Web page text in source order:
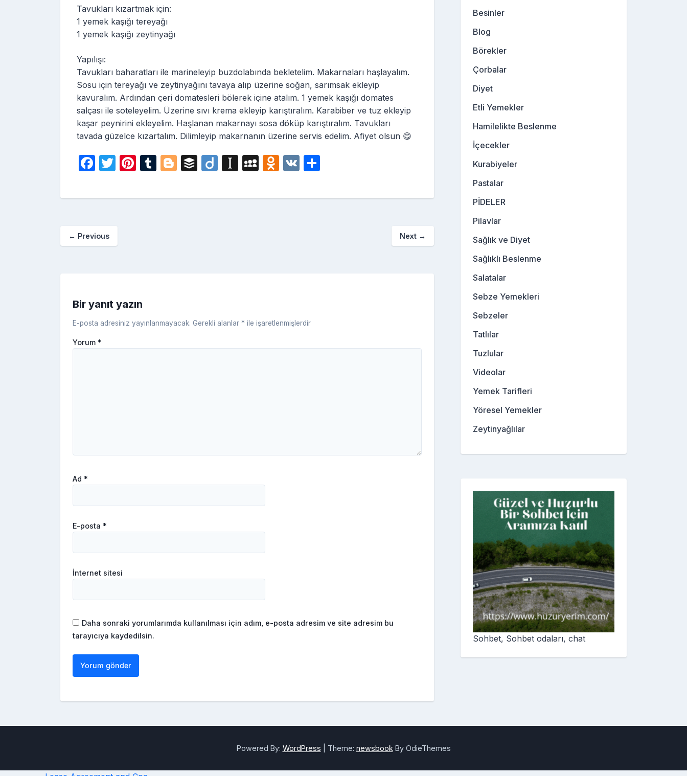
Tavukları kızartmak için:
1 yemek kaşığı tereyağı
1 yemek kaşığı zeytinyağı
Yapılışı:
Tavukları baharatları ile marineleyip buzdolabında bekletelim. Makarnaları haşlayalım.
Sosu için tereyağı ve zeytinyağını tavaya alıp üzerine soğan, sarımsak ekleyip
kavuralım. Ardından çeri domatesleri bölerek içine atalım. 1 yemek kaşığı domates
salçası ile soteleyelim. Üzerine sıvı krema ekleyip karıştıralım. Karabiber ve tuz ekleyip
kaşar peynirini ekleyelim. Haşlanan makarnayı sosa döküp karıştıralım. Tavukları
tavada güzelce kızartalım. Dilimleyip makarnanın üzerine servis edelim. Afiyet olsun 😋
F
c
b
o
T
itt
Pi
er
T
m
Bl
g
B
fe
Di
o
In
a
M
S
O
n
V
ar
← Previous Next →
Bir yanıt yazın
E-posta adresiniz yayınlanmayacak. Gerekli alanlar * ile işaretlenmişlerdir
Yorum *
Ad *
E-posta *
İnternet sitesi
Daha sonraki yorumlarımda kullanılması için adım, e-posta adresim ve site adresim bu
tarayıcıya kaydedilsin.
Besinler
Blog
Börekler
Çorbalar
Diyet
Etli Yemekler
Hamilelikte Beslenme
İçecekler
Kurabiyeler
Pastalar
PİDELER
Pilavlar
Sağlık ve Diyet
Sağlıklı Beslenme
Salatalar
Sebze Yemekleri
Sebzeler
Tatlılar
Tuzlular
Videolar
Yemek Tarifleri
Yöresel Yemekler
Zeytinyağlılar
Sohbet, Sohbet odaları, chat
Powered By: WordPress Theme: newsbook By OdieThemes